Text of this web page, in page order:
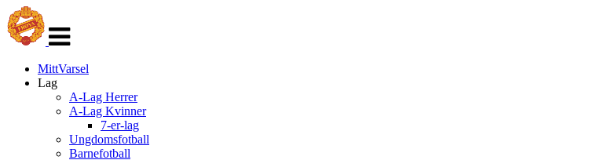
navigasjon
MittVarsel
Lag
A-Lag Herrer
A-Lag Kvinner
7-er-lag
Ungdomsfotball
Barnefotball